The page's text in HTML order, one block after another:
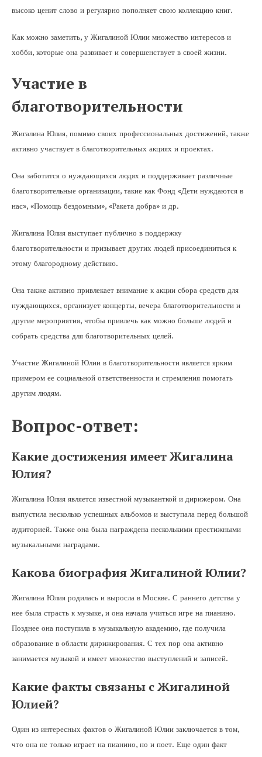
высоко ценит слово и регулярно пополняет свою коллекцию книг.
Как можно заметить, у Жигалиной Юлии множество интересов и
хобби, которые она развивает и совершенствует в своей жизни.
Участие в
благотворительности
Жигалина Юлия, помимо своих профессиональных достижений, также
активно участвует в благотворительных акциях и проектах.
Она заботится о нуждающихся людях и поддерживает различные
благотворительные организации, такие как Фонд «Дети нуждаются в
нас», «Помощь бездомным», «Ракета добра» и др.
Жигалина Юлия выступает публично в поддержку
благотворительности и призывает других людей присоединиться к
этому благородному действию.
Она также активно привлекает внимание к акции сбора средств для
нуждающихся, организует концерты, вечера благотворительности и
другие мероприятия, чтобы привлечь как можно больше людей и
собрать средства для благотворительных целей.
Участие Жигалиной Юлии в благотворительности является ярким
примером ее социальной ответственности и стремления помогать
другим людям.
Вопрос-ответ:
Какие достижения имеет Жигалина
Юлия?
Жигалина Юлия является известной музыканткой и дирижером. Она
выпустила несколько успешных альбомов и выступала перед большой
аудиторией. Также она была награждена несколькими престижными
музыкальными наградами.
Какова биография Жигалиной Юлии?
Жигалина Юлия родилась и выросла в Москве. С раннего детства у
нее была страсть к музыке, и она начала учиться игре на пианино.
Позднее она поступила в музыкальную академию, где получила
образование в области дирижирования. С тех пор она активно
занимается музыкой и имеет множество выступлений и записей.
Какие факты связаны с Жигалиной
Юлией?
Один из интересных фактов о Жигалиной Юлии заключается в том,
что она не только играет на пианино, но и поет. Еще один факт